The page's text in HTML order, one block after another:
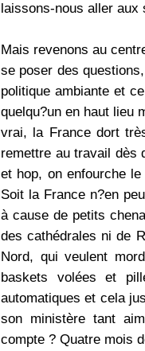
laissons-nous aller aux
Mais revenons au
se poser des
politique ambiante et
quelqu?un en haut lieu
vrai, la France dort
remettre au travail dès
et hop, on enfourche
Soit la France n?en
à cause de petits
des cathédrales ni de
Nord, qui veulent
baskets volées et
automatiques et cela
son ministère tant
compte ? Quatre mois